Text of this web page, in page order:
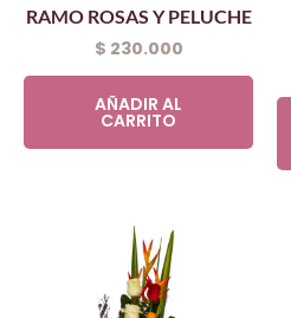
RAMO ROSAS Y PELUCHE
$ 230.000
AÑADIR AL
CARRITO